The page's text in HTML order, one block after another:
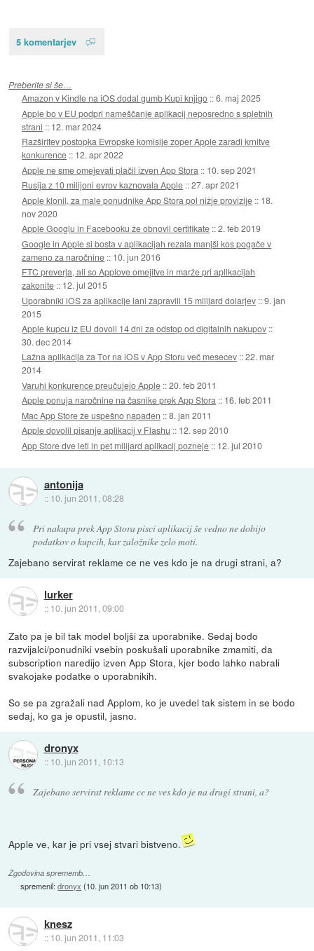
5 komentarjev
Preberite si še…
Amazon v Kindle na iOS dodal gumb Kupi knjigo ::6. maj 2025
Apple bo v EU podprl nameščanje aplikacij neposredno s spletnih
strani :: 12. mar 2024
Razširitev postopka Evropske komisije zoper Apple zaradi krnitve
konkurence :: 12. apr 2022
Apple ne sme omejevati plačil izven App Stora :: 10. sep 2021
Rusija z 10 milijoni evrov kaznovala Apple ::27. apr 2021
Apple klonil, za male ponudnike App Stora pol nižje provizije :: 18.
nov 2020
Apple Googlu in Facebooku že obnovil certifikate ::2. feb 2019
Google in Apple si bosta v aplikacijah rezala manjši kos pogače v
zameno za naročnine :: 10. jun 2016
FTC preverja, ali so Applove omejitve in marže pri aplikacijah
zakonite :: 12. jul 2015
Uporabniki iOS za aplikacije lani zapravili 15 milijard dolarjev ::9. jan
2015
Apple kupcu iz EU dovoli 14 dni za odstop od digitalnih nakupov ::
30. dec 2014
Lažna aplikacija za Tor na iOS v App Storu več mesecev ::22. mar
2014
Varuhi konkurence preučujejo Apple ::20. feb 2011
Apple ponuja naročnine na časnike prek App Stora :: 16. feb 2011
Mac App Store že uspešno napaden ::8. jan 2011
Apple dovolil pisanje aplikacij v Flashu :: 12. sep 2010
App Store dve leti in pet milijard aplikacij pozneje :: 12. jul 2010
antonija
:: 10. jun 2011, 08:28
Pri nakupu prek App Stora pisci aplikacij še vedno ne dobijo
podatkov o kupcih, kar založnike zelo moti.
Zajebano servirat reklame ce ne ves kdo je na drugi strani, a?
lurker
:: 10. jun 2011, 09:00
Zato pa je bil tak model boljši za uporabnike. Sedaj bodo
razvijalci/ponudniki vsebin poskušali uporabnike zmamiti, da
subscription naredijo izven App Stora, kjer bodo lahko nabrali
svakojake podatke o uporabnikih.
So se pa zgražali nad Applom, ko je uvedel tak sistem in se bodo
sedaj, ko ga je opustil, jasno.
dronyx
:: 10. jun 2011, 10:13
Zajebano servirat reklame ce ne ves kdo je na drugi strani, a?
Apple ve, kar je pri vsej stvari bistveno.
Zgodovina sprememb…
spremenil:dronyx (10. jun 2011 ob 10:13)
knesz
:: 10. jun 2011, 11:03